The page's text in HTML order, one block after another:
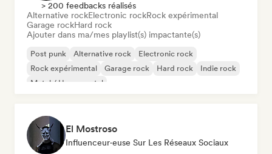
> 200 feedbacks réalisés
Alternative rockElectronic rockRock expérimental
Garage rockHard rock
Ajouter dans ma/mes playlist(s) impactante(s)
Post punk Alternative rock
Electronic rock
Rock expérimental
Garage rock Hard rock
Indie rock
Metal / Heavy metal
El Mostroso
Influenceur·euse Sur Les Réseaux Sociaux